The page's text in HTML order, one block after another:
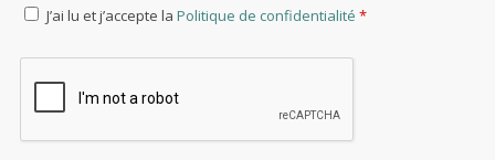
J’ai lu et j’accepte la Politique de confidentialité *